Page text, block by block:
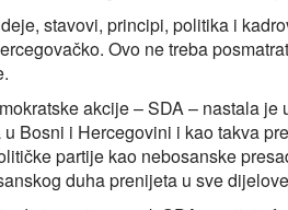
stavovi, principi, politika i
Ovo ne treba
akcije – SDA – nastala
Bosni i Hercegovini i kao takva
partije kao nebosanske
duha prenijeta u sve